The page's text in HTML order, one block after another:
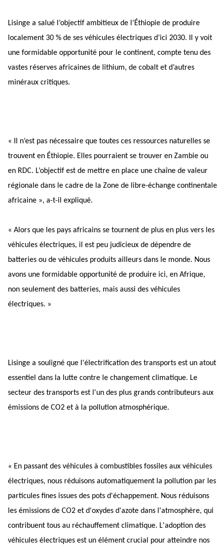
Lisinge a salué l’objectif ambitieux de l’Éthiopie de produire
localement 30 % de ses véhicules électriques d’ici 2030. Il y voit
une formidable opportunité pour le continent, compte tenu des
vastes réserves africaines de lithium, de cobalt et d’autres
minéraux critiques.
« Il n’est pas nécessaire que toutes ces ressources naturelles se
trouvent en Éthiopie. Elles pourraient se trouver en Zambie ou
en RDC. L’objectif est de mettre en place une chaîne de valeur
régionale dans le cadre de la Zone de libre-échange continentale
africaine », a-t-il expliqué.
« Alors que les pays africains se tournent de plus en plus vers les
véhicules électriques, il est peu judicieux de dépendre de
batteries ou de véhicules produits ailleurs dans le monde. Nous
avons une formidable opportunité de produire ici, en Afrique,
non seulement des batteries, mais aussi des véhicules
électriques. »
Lisinge a souligné que l'électrification des transports est un atout
essentiel dans la lutte contre le changement climatique. Le
secteur des transports est l'un des plus grands contributeurs aux
émissions de CO2 et à la pollution atmosphérique.
« En passant des véhicules à combustibles fossiles aux véhicules
électriques, nous réduisons automatiquement la pollution par les
particules fines issues des pots d'échappement. Nous réduisons
les émissions de CO2 et d'oxydes d'azote dans l'atmosphère, qui
contribuent tous au réchauffement climatique. L'adoption des
véhicules électriques est un élément crucial pour atteindre nos